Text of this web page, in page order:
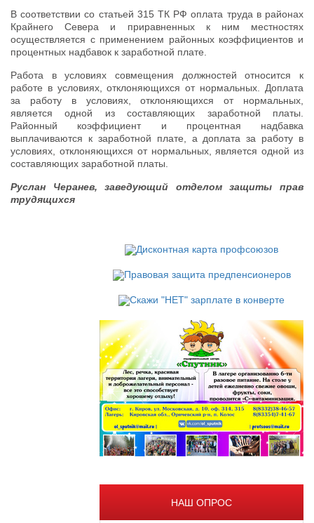
В соответствии со статьей 315 ТК РФ оплата труда в районах
Крайнего Севера и приравненных к ним местностях
осуществляется с применением районных коэффициентов и
процентных надбавок к заработной плате.
Работа в условиях совмещения должностей относится к
работе в условиях, отклоняющихся от нормальных. Доплата
за работу в условиях, отклоняющихся от нормальных,
является одной из составляющих заработной платы.
Районный коэффициент и процентная надбавка
выплачиваются к заработной плате, а доплата за работу в
условиях, отклоняющихся от нормальных, является одной из
составляющих заработной платы.
Руслан Черанев, заведующий отделом защиты прав
трудящихся
НАШ ОПРОС